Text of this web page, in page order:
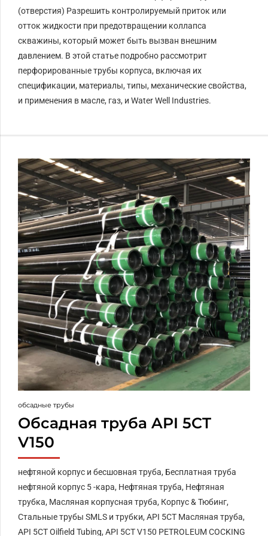
(отверстия) Разрешить контролируемый приток или
отток жидкости при предотвращении коллапса
скважины, который может быть вызван внешним
давлением. В этой статье подробно рассмотрит
перфорированные трубы корпуса, включая их
спецификации, материалы, типы, механические свойства,
и применения в масле, газ, и Water Well Industries.
обсадные трубы
Обсадная труба API 5CT
V150
нефтяной корпус и бесшовная труба, Бесплатная труба
нефтяной корпус 5 -кара, Нефтяная труба, Нефтяная
трубка, Масляная корпусная труба, Корпус & Тюбинг,
Стальные трубы SMLS и трубки, API 5CT Масляная труба,
API 5CT Oilfield Tubing, API 5CT V150 PETROLEUM COCKING